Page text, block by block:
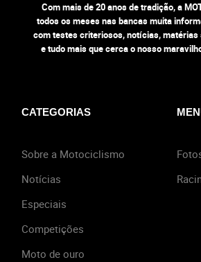
Com mais de 20 anos de tradição, a
todos os meses nas bancas muita
com testes criteriosos, notícias, matérias
e tudo mais que cerca o nosso
CATEGORIAS
Sobre a Motociclismo
Notícias
Especiais
Competições
Moto de ouro